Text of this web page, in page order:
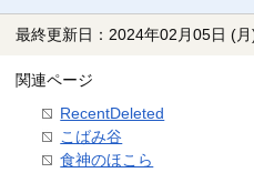
最終更新日：2024年02月05日 (
関連ページ
RecentDeleted
こばみ谷
食神のほこら